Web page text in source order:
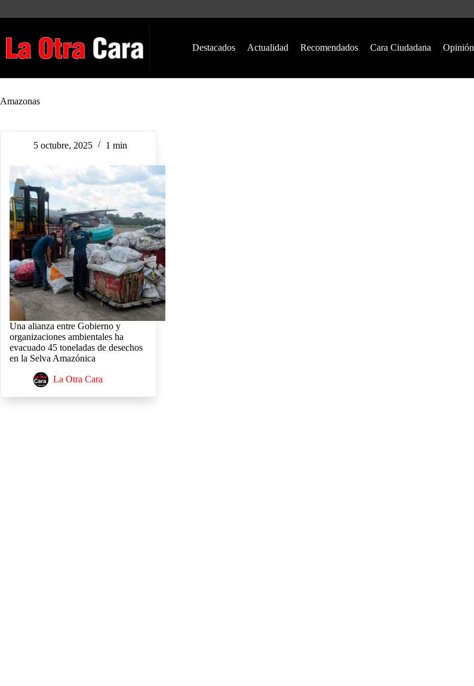
Destacados Actualidad Recomendados Cara Ciudadana Opinión
Amazonas
5 octubre, 2025 1 min
Una alianza entre Gobierno y
organizaciones ambientales ha
evacuado 45 toneladas de desechos
en la Selva Amazónica
La Otra Cara